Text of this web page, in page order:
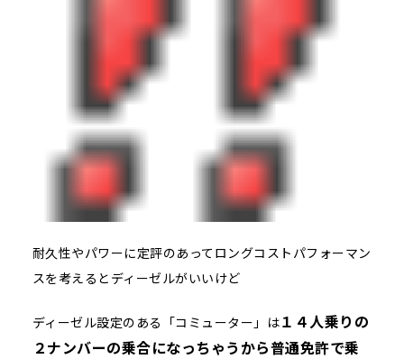
耐久性やパワーに定評のあってロングコストパフォーマン
スを考えるとディーゼルがいいけど
ディーゼル設定のある「コミューター」は１４人乗りの
２ナンバーの乗合になっちゃうから普通免許で乗